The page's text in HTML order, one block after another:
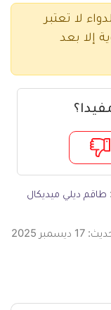
لا تعتبر
إلا بعد
طاقم ديلي ميديكال
17 ديسمبر 2025